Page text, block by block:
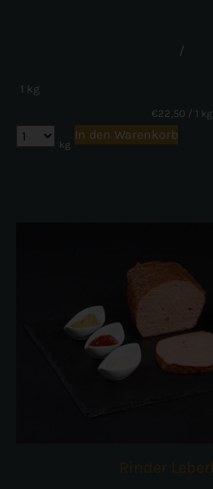
/
1 kg
€22,50 / 1 kg
kg
In den Warenkorb